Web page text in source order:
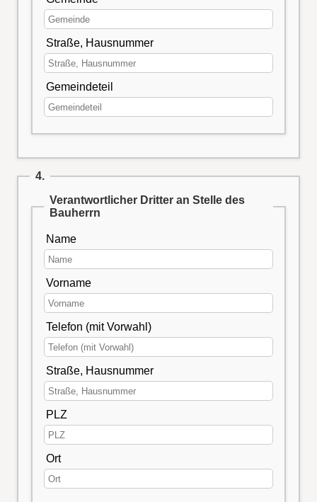
Straße, Hausnummer
Gemeindeteil
4.
Verantwortlicher Dritter an Stelle des
Bauherrn
Name
Vorname
Telefon (mit Vorwahl)
Straße, Hausnummer
PLZ
Ort